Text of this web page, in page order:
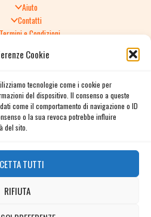
Cookie
tecnologie come i cookie per
del dispositivo. Il consenso a queste
come il comportamento di navigazione o ID
o la sua revoca potrebbe influire
del sito.
TUTTI
RIFIUTA
Aiuto
Contatti
Termini e Condizioni
Politica di Reso
Spedizione e consegna
sulla Privacy
Cookie Policy
Facebook
Instagram
Twitter / X